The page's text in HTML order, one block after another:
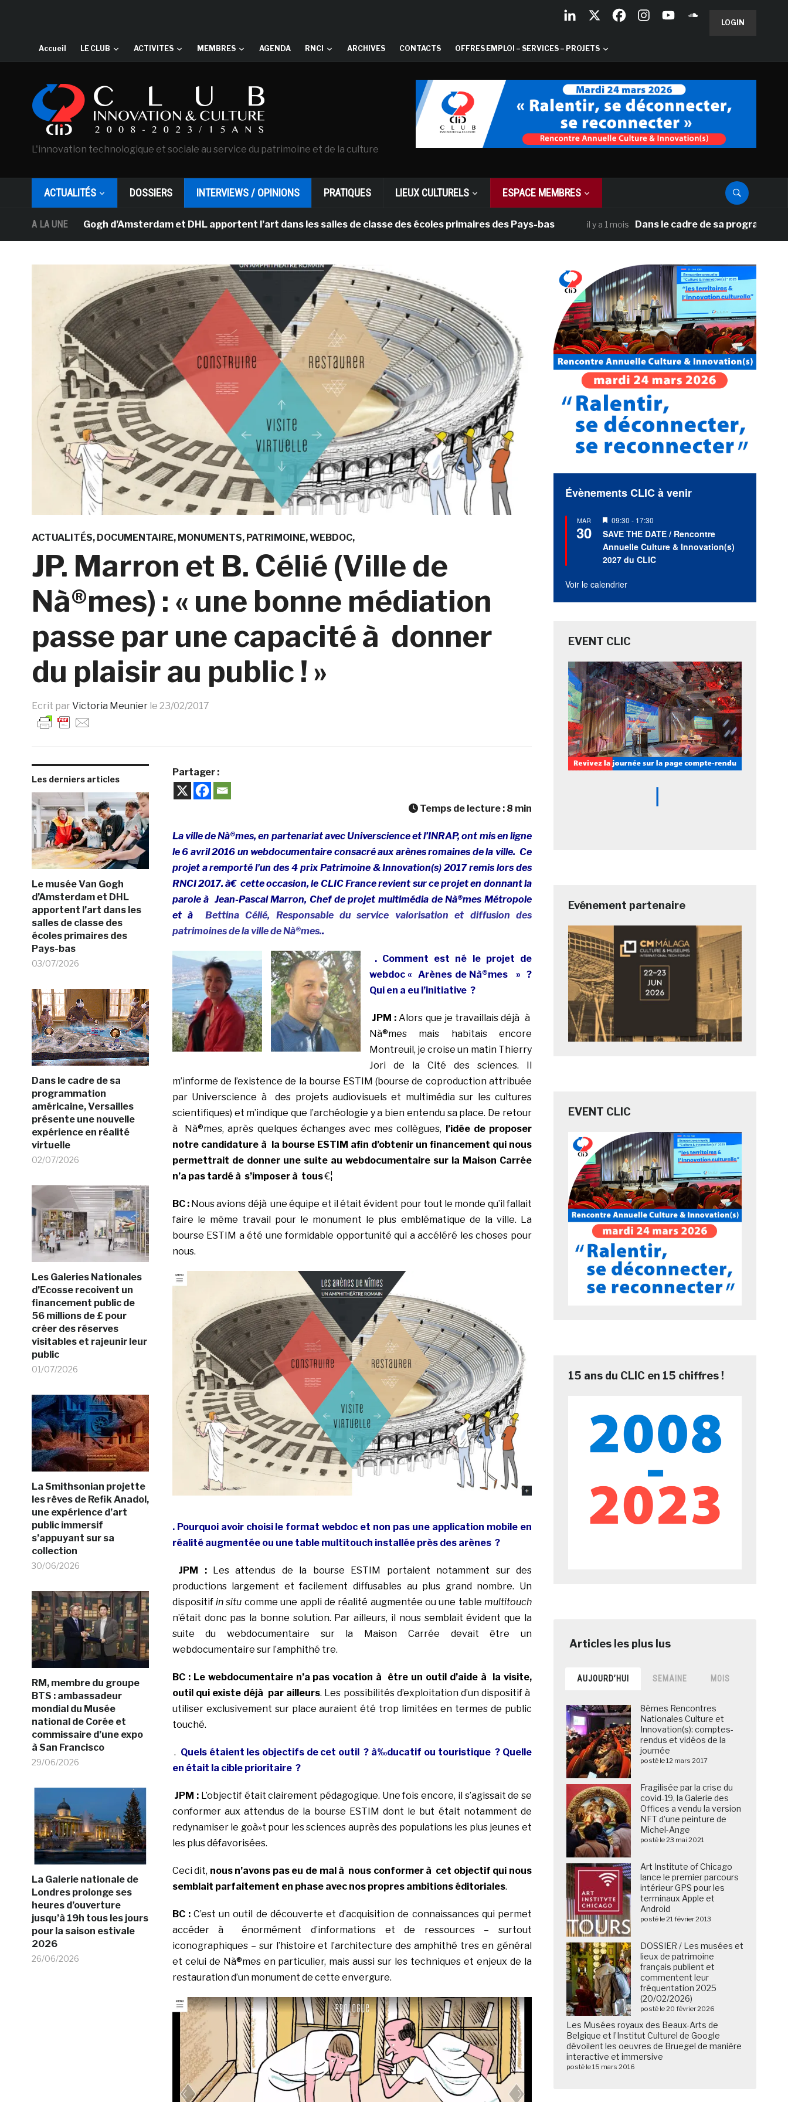
LOGIN
Accueil LE CLUB ACTIVITES MEMBRES AGENDA RNCI ARCHIVES CONTACTS OFFRES EMPLOI – SERVICES – PROJETS
L'innovation technologique et sociale au service du patrimoine et de la culture
ACTUALITÉS DOSSIERS INTERVIEWS / OPINIONS PRATIQUES LIEUX CULTURELS ESPACE MEMBRES
A LA UNE
Van Gogh d’Amsterdam et DHL apportent l’art dans les salles de classe des écoles primaires des Pays-bas il y a 1 mois Dans le cadre de sa programmation
ACTUALITÉS DOCUMENTAIRE MONUMENTS PATRIMOINE WEBDOC
JP. Marron et B. Célié (Ville de
Nà®mes) : « une bonne médiation
passe par une capacité à donner
du plaisir au public ! »
Ecrit par Victoria Meunier le 23/02/2017
Les derniers articles
Le musée Van Gogh
d’Amsterdam et DHL
apportent l’art dans les
salles de classe des
écoles primaires des
Pays-bas
03/07/2026
Dans le cadre de sa
programmation
américaine, Versailles
présente une nouvelle
expérience en réalité
virtuelle
02/07/2026
Les Galeries Nationales
d’Ecosse recoivent un
financement public de
56 millions de £ pour
créer des réserves
visitables et rajeunir leur
public
01/07/2026
La Smithsonian projette
les rêves de Refik Anadol,
une expérience d’art
public immersif
s’appuyant sur sa
collection
30/06/2026
RM, membre du groupe
BTS : ambassadeur
mondial du Musée
national de Corée et
commissaire d’une expo
à San Francisco
29/06/2026
La Galerie nationale de
Londres prolonge ses
heures d’ouverture
jusqu’à 19h tous les jours
pour la saison estivale
2026
26/06/2026
Partager :
Temps de lecture : 8 min
La ville de Nà®mes, en partenariat avec Universcience et l’INRAP, ont mis en ligne
le 6 avril 2016 un webdocumentaire consacré aux arènes romaines de la ville. Ce
projet a remporté l’un des 4 prix Patrimoine & Innovation(s) 2017 remis lors des
RNCI 2017. à€ cette occasion, le CLIC France revient sur ce projet en donnant la
parole à Jean-Pascal Marron, Chef de projet multimédia de Nà®mes Métropole
et à Bettina Célié, Responsable du service valorisation et diffusion des
patrimoines de la ville de Nà®mes..
. Comment est né le projet de
webdoc « Arènes de Nà®mes » ?
Qui en a eu l’initiative ?
JPM : Alors que je travaillais déjà à
Nà®mes mais habitais encore
Montreuil, je croise un matin Thierry
Jori de la Cité des sciences. Il
m’informe de l’existence de la bourse ESTIM (bourse de coproduction attribuée
par Universcience à des projets audiovisuels et multimédia sur les cultures
scientifiques) et m’indique que l’archéologie y a bien entendu sa place. De retour
à Nà®mes, après quelques échanges avec mes collègues, l’idée de proposer
notre candidature à la bourse ESTIM afin d’obtenir un financement qui nous
permettrait de donner une suite au webdocumentaire sur la Maison Carrée
n’a pas tardé à s’imposer à tous€¦
BC : Nous avions déjà une équipe et il était évident pour tout le monde qu’il fallait
faire le même travail pour le monument le plus emblématique de la ville. La
bourse ESTIM a été une formidable opportunité qui a accéléré les choses pour
nous.
. Pourquoi avoir choisi le format webdoc et non pas une application mobile en
réalité augmentée ou une table multitouch installée près des arènes ?
JPM : Les attendus de la bourse ESTIM portaient notamment sur des
productions largement et facilement diffusables au plus grand nombre. Un
dispositifin situ comme une appli de réalité augmentée ou une table multitouch
n’était donc pas la bonne solution. Par ailleurs, il nous semblait évident que la
suite du webdocumentaire sur la Maison Carrée devait être un
webdocumentaire sur l’amphithé tre.
BC : Le webdocumentaire n’a pas vocation à être un outil d’aide à la visite,
outil qui existe déjà par ailleurs. Les possibilités d’exploitation d’un dispositif à
utiliser exclusivement sur place auraient été trop limitées en termes de public
touché.
. Quels étaient les objectifs de cet outil ? à‰ducatif ou touristique ? Quelle
en était la cible prioritaire ?
JPM : L’objectif était clairement pédagogique. Une fois encore, il s’agissait de se
conformer aux attendus de la bourse ESTIM dont le but était notamment de
redynamiser le goà»t pour les sciences auprès des populations les plus jeunes et
les plus défavorisées.
Ceci dit, nous n’avons pas eu de mal à nous conformer à cet objectif qui nous
semblait parfaitement en phase avec nos propres ambitions éditoriales.
BC :C’est un outil de découverte et d’acquisition de connaissances qui permet
accéder à énormément d’informations et de ressources – surtout
iconographiques – sur l’histoire et l’architecture des amphithé tres en général
et celui de Nà®mes en particulier, mais aussi sur les techniques et enjeux de la
restauration d’un monument de cette envergure.
Évènements CLIC à venir
MAR
30
Mis
en
avant
09:30 - 17:30
SAVE THE DATE / Rencontre
Annuelle Culture & Innovation(s)
2027 du CLIC
Voir le calendrier
EVENT CLIC
Evénement partenaire
EVENT CLIC
15 ans du CLIC en 15 chiffres !
AUJOURD’HUI SEMAINE MOIS
8èmes Rencontres
Nationales Culture et
Innovation(s): comptes-
rendus et vidéos de la
journée
posté le 12 mars 2017
Fragilisée par la crise du
covid-19, la Galerie des
Offices a vendu la version
NFT d’une peinture de
Michel-Ange
posté le 23 mai 2021
Art Institute of Chicago
lance le premier parcours
intérieur GPS pour les
terminaux Apple et
Android
posté le 21 février 2013
DOSSIER / Les musées et
lieux de patrimoine
français publient et
commentent leur
fréquentation 2025
(20/02/2026)
posté le 20 février 2026
Les Musées royaux des Beaux-Arts de
Belgique et l’Institut Culturel de Google
dévoilent les oeuvres de Bruegel de manière
interactive et immersive
posté le 15 mars 2016